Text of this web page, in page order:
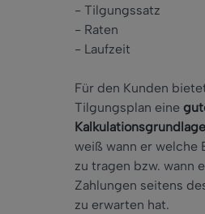
- Tilgungssatz
- Raten
- Laufzeit
Für den Kunden
Tilgungsplan eine
Kalkulationsgrundlage
weiß wann er welche
zu tragen bzw. wann
Zahlungen seitens
zu erwarten hat.